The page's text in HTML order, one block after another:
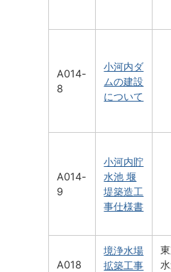
A014-
8
小河内ダ
ムの建設
について
A014-
9
小河内貯
水池 堰
堤築造工
事仕様書
A018
境浄水場
拡築工事